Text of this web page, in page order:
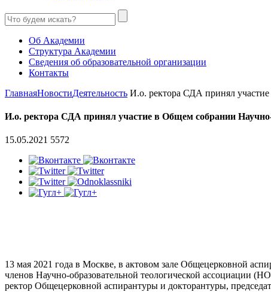
Об Академии
Структура Академии
Сведения об образовательной организации
Контакты
ГлавнаяНовостиДеятельность И.о. ректора СДА принял
И.о. ректора СДА принял участие в Общем собрании Научно-
15.05.2021 5572
13 мая 2021 года в Москве, в актовом зале Общецерковной
членов Научно-образовательной теологической ассоциации
ректор Общецерковной аспирантуры и докторантуры,